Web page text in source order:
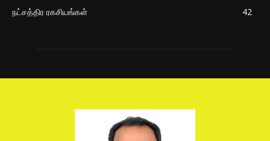
நட்சத்திர ரகசியங்கள்
42